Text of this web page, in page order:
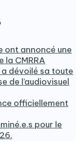
ont annoncé une
la CMRRA
dévoilé sa toute
de l’audiovisuel
officiellement
pour le